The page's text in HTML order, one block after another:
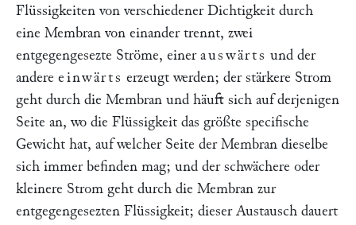
Flüssigkeiten von verschiedener Dichtigkeit durch
eine Membran von einander trennt, zwei
entgegengesezte Ströme, einer auswärts und der
andere einwärts erzeugt werden; der stärkere Strom
geht durch die Membran und häuft sich auf derjenigen
Seite an, wo die Flüssigkeit das größte specifische
Gewicht hat, auf welcher Seite der Membran dieselbe
sich immer befinden mag; und der schwächere oder
kleinere Strom geht durch die Membran zur
entgegengesezten Flüssigkeit; dieser Austausch dauert